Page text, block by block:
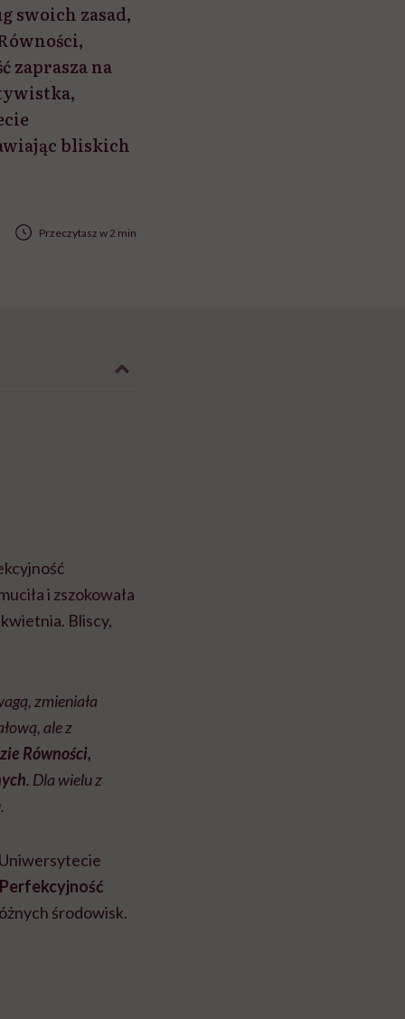
swoich zasad,
zaprasza na
bliskich
Przeczytasz w 2 min
i zszokowała
Bliscy,
zmieniała
ale z
Równości,
. Dla wielu z
środowisk.